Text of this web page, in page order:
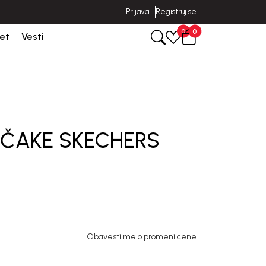
u roku od 3-5 dana od dana kreiranja porudžbine.
Prijava Registruj se
Vesti 0 0
SKECHERS
Obavesti me o promeni cene